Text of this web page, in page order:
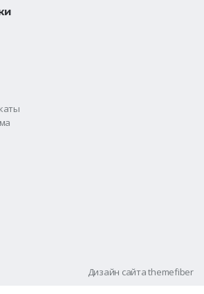
Дизайн сайтаthemefiber